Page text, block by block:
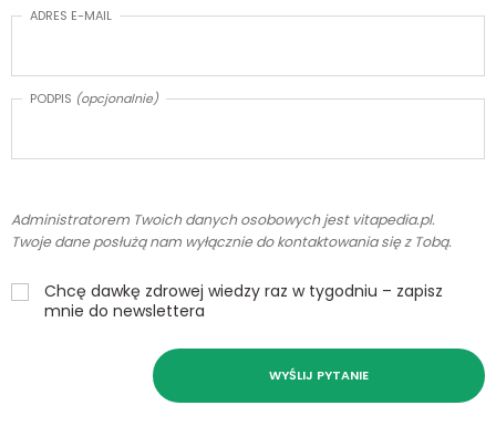
ADRES E-MAIL
PODPIS (opcjonalnie)
Administratorem Twoich danych osobowych jest vitapedia.pl.
Twoje dane posłużą nam wyłącznie do kontaktowania się z Tobą.
Chcę dawkę zdrowej wiedzy raz w tygodniu – zapisz
mnie do newslettera
WYŚLIJ PYTANIE